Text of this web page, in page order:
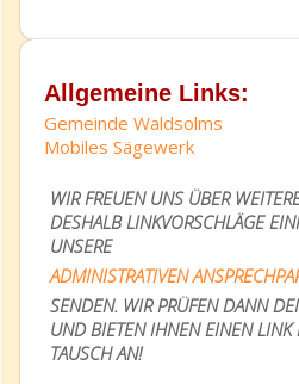
Allgemeine Links:
Gemeinde Waldsolms
Mobiles Sägewerk
WIR FREUEN UNS ÜBER
DESHALB LINKVORSCHLÄGE
UNSERE
ADMINISTRATIVEN
SENDEN. WIR PRÜFEN DANN
UND BIETEN IHNEN EINEN LINK
TAUSCH AN!